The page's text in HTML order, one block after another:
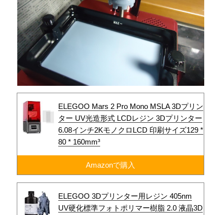
ELEGOO Mars 2 Pro Mono MSLA 3Dプリン
ター UV光造形式 LCDレジン 3Dプリンター
6.08インチ2KモノクロLCD 印刷サイズ129 *
80 * 160mm³
Amazonで購入
ELEGOO 3Dプリンター用レジン 405nm
UV硬化標準フォトポリマー樹脂 2.0 液晶3D